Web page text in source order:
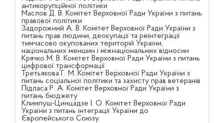
антикорупційної політики
Маслов Д. В. Комітет Верховної Ради України з питань
правової політики
Задорожний А. В. Комітет Верховної Ради України з
питань прав людини, деокупації та реінтеграції
тимчасово окупованих територій України,
національних меншин і міжнаціональних відносин
Крячко М. В. Комітет Верховної Ради України з питань
цифрової трансформації
Третьякова Г. М. Комітет Верховної Ради України з
питань соціальної політики та захисту прав ветеранів
Підласа Р. А. Комітет Верховної Ради України з
питань бюджету
Климпуш-Цинцадзе І. О. Комітет Верховної Ради
України з питань інтеграції України до
Європейського Союзу